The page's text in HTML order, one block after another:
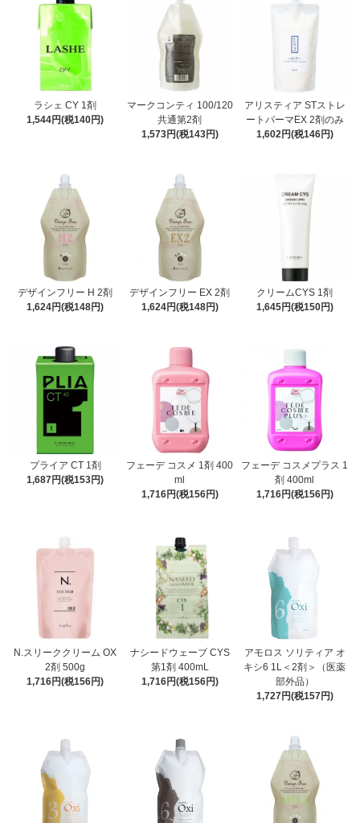
ラシェ CY 1剤
1,544円(税140円)
マークコンティ 100/120
共通第2剤
1,573円(税143円)
アリスティア STストレ
ートパーマEX 2剤のみ
1,602円(税146円)
デザインフリー H 2剤
1,624円(税148円)
デザインフリー EX 2剤
1,624円(税148円)
クリームCYS 1剤
1,645円(税150円)
プライア CT 1剤
1,687円(税153円)
フェーデ コスメ 1剤 400
ml
1,716円(税156円)
フェーデ コスメプラス 1
剤 400ml
1,716円(税156円)
N.スリーククリーム OX
2剤 500g
1,716円(税156円)
ナシードウェーブ CYS
第1剤 400mL
1,716円(税156円)
アモロス ソリティア オ
キシ6 1L＜2剤＞（医薬
部外品）
1,727円(税157円)